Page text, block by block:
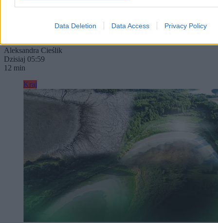
Data Deletion Data Access Privacy Policy
Aleksandra Cieślik
Dzisiaj 05:59
12 min
Kraj